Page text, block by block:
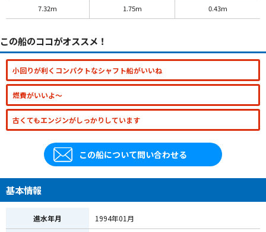
7.32m 1.75m 0.43m
この船のココがオススメ！
小回りが利くコンパクトなシャフト船がいいね
燃費がいいよ～
古くてもエンジンがしっかりしています
この船について問い合わせる
基本情報
進水年月 1994年01月